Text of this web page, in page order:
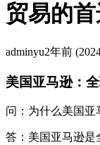
贸易的
adminyu2年前
美国亚马逊：
问：为什么美国亚
答：美国亚马逊是